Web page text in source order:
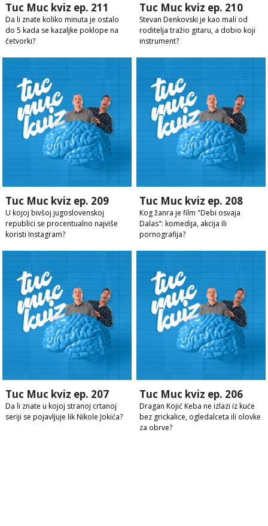
Tuc Muc kviz ep. 211
Da li znate koliko minuta je ostalo
do 5 kada se kazaljke poklope na
četvorki?
Tuc Muc kviz ep. 210
Stevan Denkovski je kao mali od
roditelja tražio gitaru, a dobio koji
instrument?
Tuc Muc kviz ep. 209
U kojoj bivšoj jugoslovenskoj
republici se procentualno najviše
koristi Instagram?
Tuc Muc kviz ep. 208
Kog žanra je film "Debi osvaja
Dalas": komedija, akcija ili
pornografija?
Tuc Muc kviz ep. 207
Da li znate u kojoj stranoj crtanoj
seriji se pojavljuje lik Nikole Jokića?
Tuc Muc kviz ep. 206
Dragan Kojić Keba ne izlazi iz kuće
bez grickalice, ogledalceta ili olovke
za obrve?